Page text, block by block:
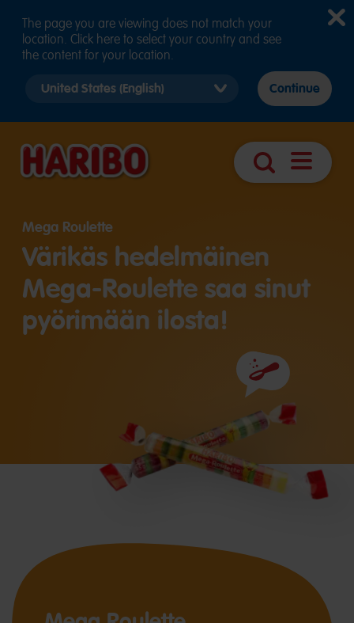
Haku
Avaa
Mega Roulette
Värikäs hedelmäinen
Mega-Roulette saa sinut
pyörimään ilosta!
Ainesosat
The page you are viewing does not match your
location. Click here to select your country and see
the content for your location.
country
Continue